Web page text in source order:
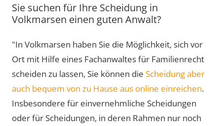
Sie suchen für Ihre Scheidung in
Volkmarsen einen guten Anwalt?
"In Volkmarsen haben Sie die Möglichkeit, sich vor
Ort mit Hilfe eines Fachanwaltes für Familienrecht
scheiden zu lassen, Sie können die Scheidung aber
auch bequem von zu Hause aus online einreichen.
Insbesondere für einvernehmliche Scheidungen
oder für Scheidungen, in deren Rahmen nur noch